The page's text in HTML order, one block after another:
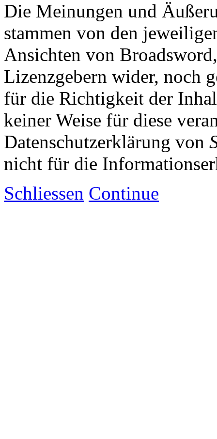
Die Meinungen und
stammen von den
Ansichten von
Lizenzgebern wider, noch
für die Richtigkeit der
keiner Weise für diese
Datenschutzerklärung von
nicht für die
Schliessen Continue